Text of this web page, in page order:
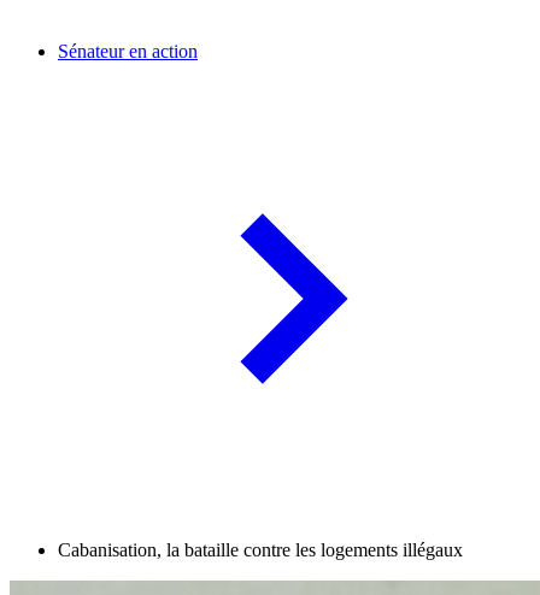
Sénateur en action
Cabanisation, la bataille contre les logements illégaux